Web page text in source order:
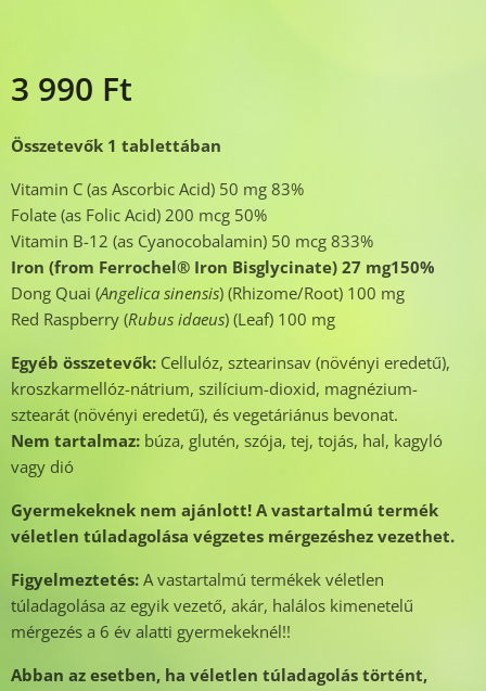
3 990 Ft
Összetevők 1 tablettában
Vitamin C (as Ascorbic Acid) 50 mg 83%
Folate (as Folic Acid) 200 mcg 50%
Vitamin B-12 (as Cyanocobalamin) 50 mcg 833%
Iron (from Ferrochel® Iron Bisglycinate) 27 mg150%
Dong Quai (Angelica sinensis) (Rhizome/Root) 100 mg
Red Raspberry (Rubus idaeus) (Leaf) 100 mg
Egyéb összetevők: Cellulóz, sztearinsav (növényi eredetű),
kroszkarmellóz-nátrium, szilícium-dioxid, magnézium-
sztearát (növényi eredetű), és vegetáriánus bevonat.
Nem tartalmaz: búza, glutén, szója, tej, tojás, hal, kagyló
vagy dió
Gyermekeknek nem ajánlott! A vastartalmú termék
véletlen túladagolása végzetes mérgezéshez vezethet.
Figyelmeztetés: A vastartalmú termékek véletlen
túladagolása az egyik vezető, akár, halálos kimenetelű
mérgezés a 6 év alatti gyermekeknél!!
Abban az esetben, ha véletlen túladagolás történt,